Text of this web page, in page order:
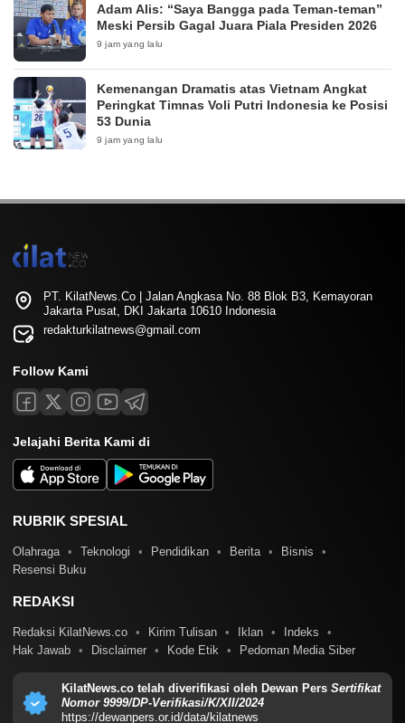
Adam Alis: “Saya Bangga pada Teman-teman”
Meski Persib Gagal Juara Piala Presiden 2026
9 jam yang lalu
Kemenangan Dramatis atas Vietnam Angkat
Peringkat Timnas Voli Putri Indonesia ke Posisi
53 Dunia
9 jam yang lalu
PT. KilatNews.Co | Jalan Angkasa No. 88 Blok B3, Kemayoran
Jakarta Pusat, DKI Jakarta 10610 Indonesia
redakturkilatnews@gmail.com
Follow Kami
Jelajahi Berita Kami di
RUBRIK SPESIAL
Olahraga Teknologi Pendidikan Berita
Bisnis
Resensi Buku
REDAKSI
Redaksi KilatNews.co Kirim Tulisan Iklan
Indeks
Hak Jawab
Disclaimer Kode Etik Pedoman Media Siber
KilatNews.co telah diverifikasi oleh Dewan Pers Sertifikat
Nomor 9999/DP-Verifikasi/K/XII/2024
https://dewanpers.or.id/data/kilatnews